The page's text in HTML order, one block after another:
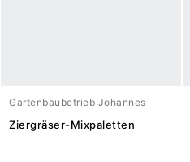
Gartenbaubetrieb Johannes
Meuwesen
Ziergräser-Mixpaletten